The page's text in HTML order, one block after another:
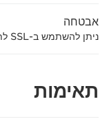
אבטחה
ניתן להשתמש ב-SSL לתקשורת עם ScanFront ו-Client PC
תאימות